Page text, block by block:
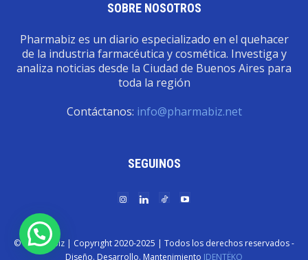
SOBRE NOSOTROS
Pharmabiz es un diario especializado en el quehacer
de la industria farmacéutica y cosmética. Investiga y
analiza noticias desde la Ciudad de Buenos Aires para
toda la región
Contáctanos: info@pharmabiz.net
SEGUINOS
© Pharmabiz | Copyrıght 2020-2025 | Todos los derechos reservados -
Diseño. Desarrollo. Mantenimiento IDENTËKO